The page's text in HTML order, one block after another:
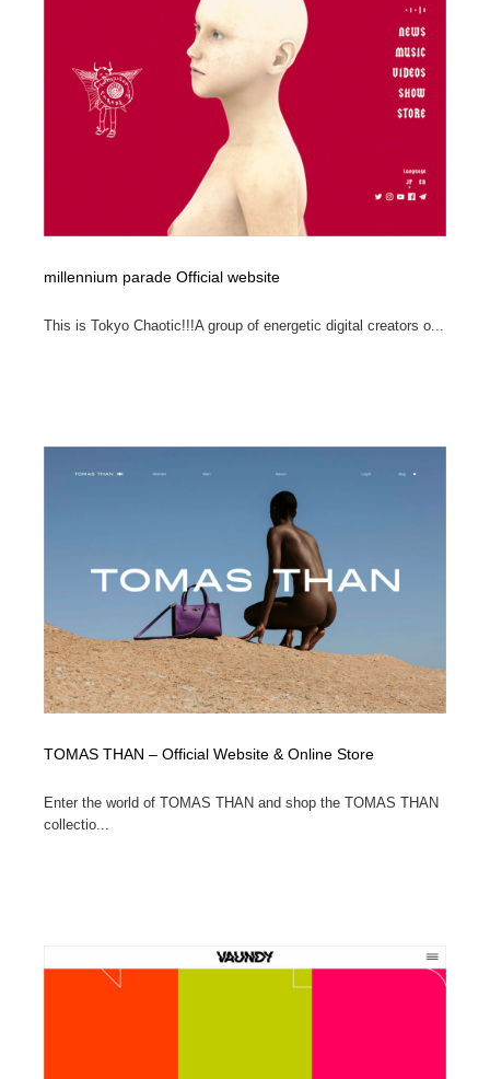
millennium parade Official website
This is Tokyo Chaotic!!!A group of energetic digital creators o...
TOMAS THAN – Official Website & Online Store
Enter the world of TOMAS THAN and shop the TOMAS THAN
collectio...